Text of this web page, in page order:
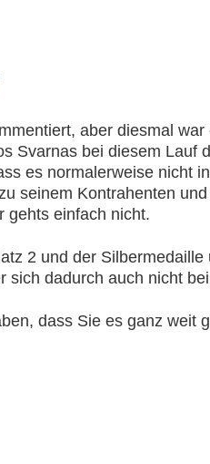
aber diesmal war
Svarnas bei diesem Lauf
es normalerweise nicht in
seinem Kontrahenten und
gehts einfach nicht.
2 und der
sich dadurch auch nicht
dass Sie es ganz weit